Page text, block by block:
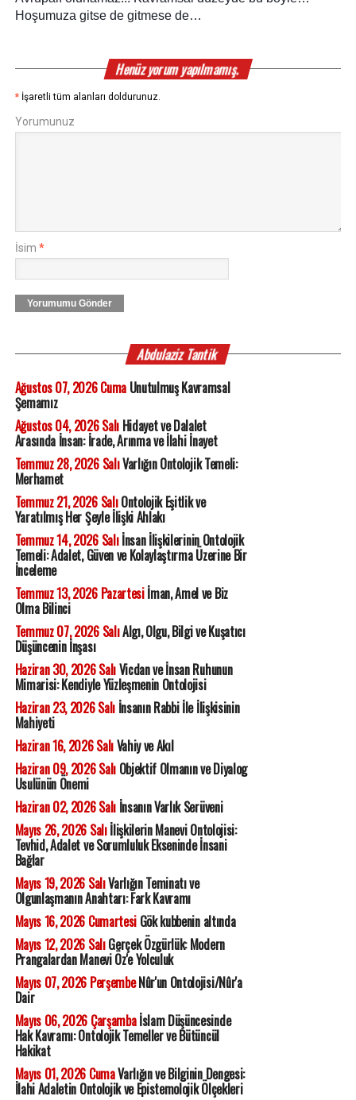
Hoşumuza gitse de gitmese de…
Henüz yorum yapılmamış.
* İşaretli tüm alanları doldurunuz.
Yorumunuz
İsim *
Yorumumu Gönder
Abdulaziz Tantik
Ağustos 07, 2026 CumaUnutulmuş Kavramsal
Şemamız
Ağustos 04, 2026 SalıHidayet ve Dalalet
Arasında İnsan: İrade, Arınma ve İlahi İnayet
Temmuz 28, 2026 SalıVarlığın Ontolojik Temeli:
Merhamet
Temmuz 21, 2026 SalıOntolojik Eşitlik ve
Yaratılmış Her Şeyle İlişki Ahlakı
Temmuz 14, 2026 Salıİnsan İlişkilerinin Ontolojik
Temeli: Adalet, Güven ve Kolaylaştırma Üzerine Bir
İnceleme
Temmuz 13, 2026 Pazartesiİman, Amel ve Biz
Olma Bilinci
Temmuz 07, 2026 SalıAlgı, Olgu, Bilgi ve Kuşatıcı
Düşüncenin İnşası
Haziran 30, 2026 SalıVicdan ve İnsan Ruhunun
Mimarisi: Kendiyle Yüzleşmenin Ontolojisi
Haziran 23, 2026 Salıİnsanın Rabbi İle İlişkisinin
Mahiyeti
Haziran 16, 2026 SalıVahiy ve Akıl
Haziran 09, 2026 SalıObjektif Olmanın ve Diyalog
Usulünün Önemi
Haziran 02, 2026 Salıİnsanın Varlık Serüveni
Mayıs 26, 2026 Salıİlişkilerin Manevi Ontolojisi:
Tevhid, Adalet ve Sorumluluk Ekseninde İnsani
Bağlar
Mayıs 19, 2026 SalıVarlığın Teminatı ve
Olgunlaşmanın Anahtarı: Fark Kavramı
Mayıs 16, 2026 CumartesiGök kubbenin altında
Mayıs 12, 2026 SalıGerçek Özgürlük: Modern
Prangalardan Manevi Öz'e Yolculuk
Mayıs 07, 2026 PerşembeNûr'un Ontolojisi/Nûr'a
Dair
Mayıs 06, 2026 Çarşambaİslam Düşüncesinde
Hak Kavramı: Ontolojik Temeller ve Bütüncül
Hakikat
Mayıs 01, 2026 CumaVarlığın ve Bilginin Dengesi:
İlahi Adaletin Ontolojik ve Epistemolojik Ölçekleri